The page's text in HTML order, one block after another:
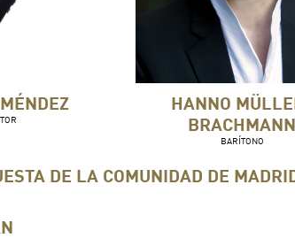
HANNO
BRACHMANN
BARÍTONO
DE LA COMUNIDAD DE